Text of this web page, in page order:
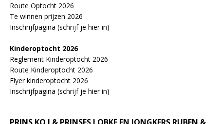
Route Optocht 2026
Te winnen prijzen 2026
Inschrijfpagina (schrijf je hier in)
Kinderoptocht 2026
Reglement Kinderoptocht 2026
Route Kinderoptocht 2026
Flyer kinderoptocht 2026
Inschrijfpagina (schrijf je hier in)